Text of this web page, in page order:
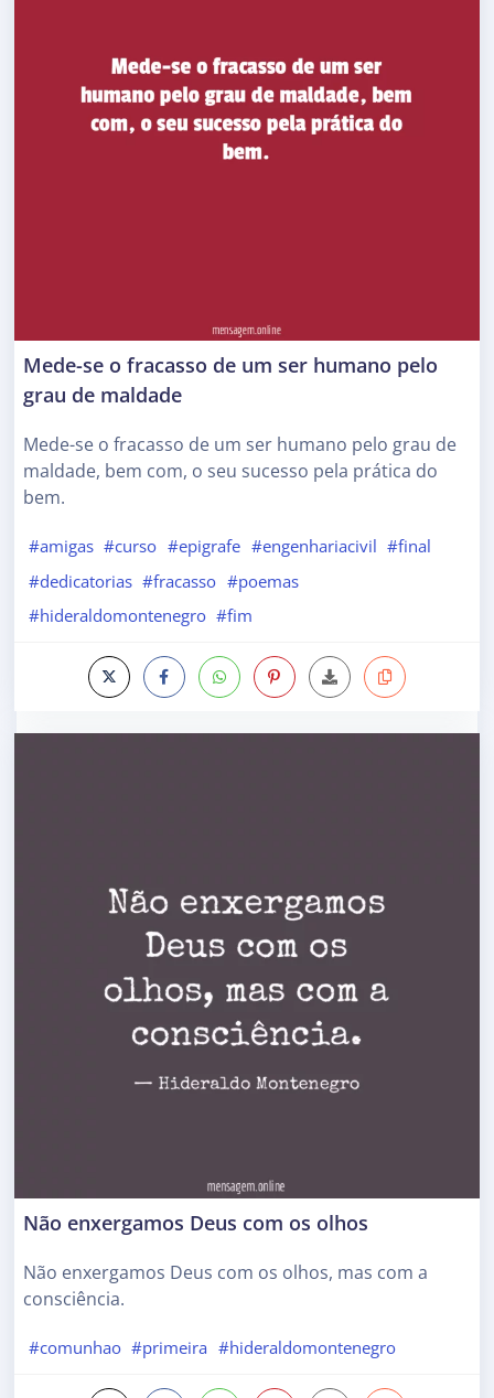
Mede-se o fracasso de um ser humano pelo
grau de maldade
Mede-se o fracasso de um ser humano pelo grau de
maldade, bem com, o seu sucesso pela prática do
bem.
#amigas #curso #epigrafe #engenhariacivil #final
#dedicatorias #fracasso #poemas
#hideraldomontenegro #fim
Não enxergamos Deus com os olhos
Não enxergamos Deus com os olhos, mas com a
consciência.
#comunhao #primeira #hideraldomontenegro